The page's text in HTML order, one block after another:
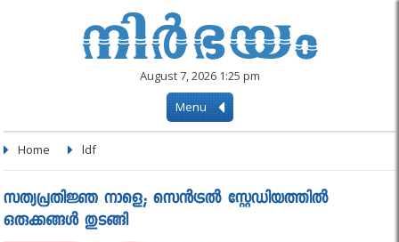
August 7, 2026 1:25 pm
Menu
Home ldf
സത്യപ്രതിജ്ഞ നാളെ; സെന്‍ട്രല്‍ സ്റ്റേഡിയത്തില്‍
ഒരുക്കങ്ങള്‍ തുടങ്ങി